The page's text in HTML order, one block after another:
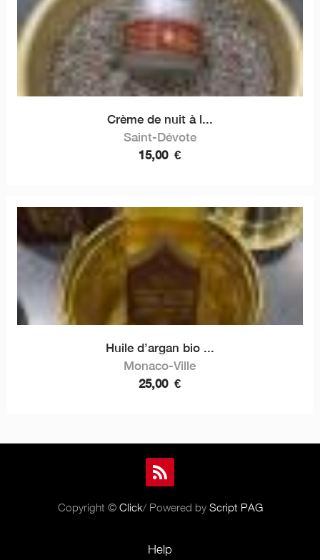
Crème de nuit à l...
Saint-Dévote
15,00 €
Huile d’argan bio ...
Monaco-Ville
25,00 €
Copyright © Click/ Powered by Script PAG
Help